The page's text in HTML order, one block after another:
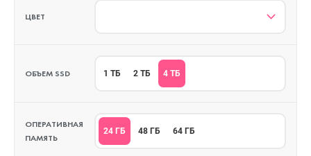
ЦВЕТ
ОБЪЕМ SSD 1 ТБ 2 ТБ 4 ТБ
ОПЕРАТИВНАЯ
ПАМЯТЬ
24 ГБ 48 ГБ 64 ГБ